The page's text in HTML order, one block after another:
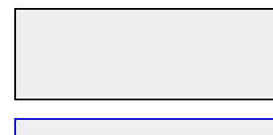
I PROGRAMA